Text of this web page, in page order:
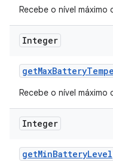
Recebe o nível
Integer
getMaxBattery
Recebe o nível
Integer
getMinBatteryLevel